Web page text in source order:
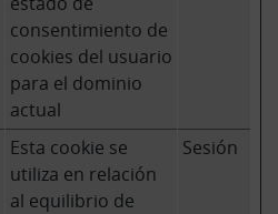
consentimiento de
cookies del usuario
para el dominio
actual
Esta cookie se
utiliza en relación
al equilibrio de
Sesión